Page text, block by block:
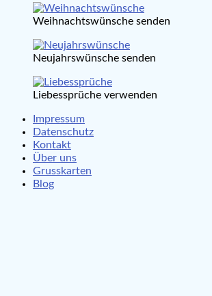
Weihnachtswünsche senden
Neujahrswünsche senden
Liebessprüche verwenden
Impressum
Datenschutz
Kontakt
Über uns
Grusskarten
Blog